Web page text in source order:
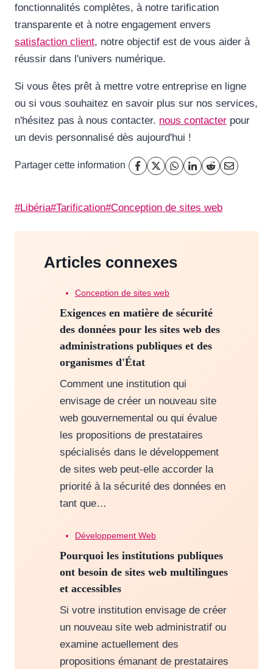
fonctionnalités complètes, à notre tarification
transparente et à notre engagement envers
satisfaction client, notre objectif est de vous aider à
réussir dans l'univers numérique.
Si vous êtes prêt à mettre votre entreprise en ligne
ou si vous souhaitez en savoir plus sur nos services,
n'hésitez pas à nous contacter. nous contacter pour
un devis personnalisé dès aujourd'hui !
Partager cette information
Étiquettes
publication :
#Libéria#Tarification#Conception de sites web
Articles connexes
Conception de sites web
Exigences en matière de sécurité
des données pour les sites web des
administrations publiques et des
organismes d'État
Comment une institution qui
envisage de créer un nouveau site
web gouvernemental ou qui évalue
les propositions de prestataires
spécialisés dans le développement
de sites web peut-elle accorder la
priorité à la sécurité des données en
tant que…
Développement Web
Pourquoi les institutions publiques
ont besoin de sites web multilingues
et accessibles
Si votre institution envisage de créer
un nouveau site web administratif ou
examine actuellement des
propositions émanant de prestataires